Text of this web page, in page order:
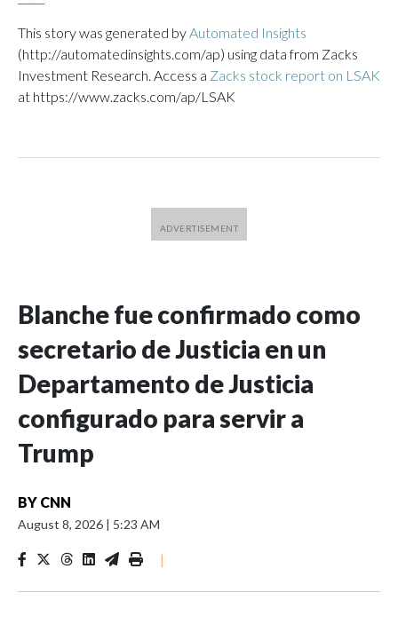
This story was generated byAutomated Insights
(http://automatedinsights.com/ap) using data from Zacks
Investment Research. Access a Zacks stock report on LSAK
at https://www.zacks.com/ap/LSAK
Blanche fue confirmado como
secretario de Justicia en un
Departamento de Justicia
configurado para servir a
Trump
BY CNN
August 8, 2026 | 5:23 AM
|